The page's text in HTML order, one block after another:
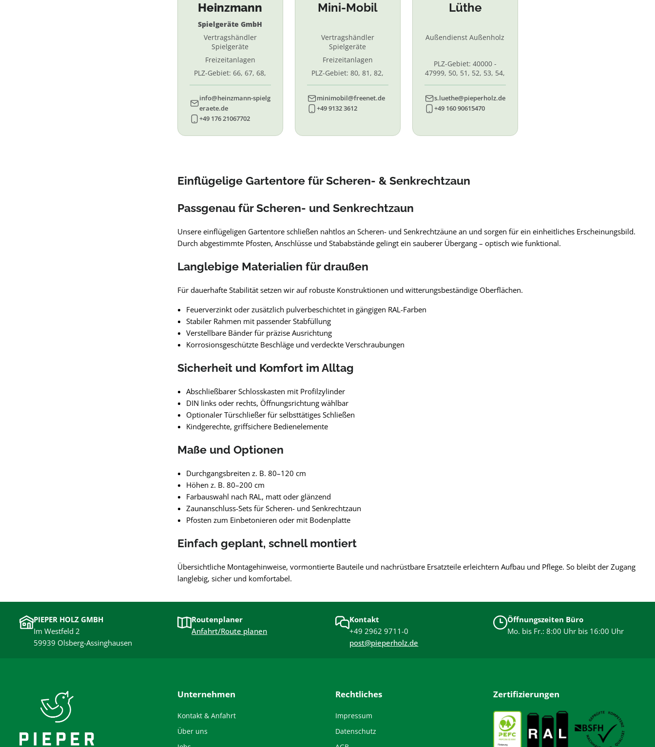
Heinzmann
Spielgeräte GmbH
Vertragshändler
Spielgeräte
Freizeitanlagen
PLZ-Gebiet: 66, 67, 68,
info@heinzmann-spielg
eraete.de
+49 176 21067702
Mini-Mobil
Vertragshändler
Spielgeräte
Freizeitanlagen
PLZ-Gebiet: 80, 81, 82,
minimobil@freenet.de
+49 9132 3612
Lüthe
Außendienst Außenholz
PLZ-Gebiet: 40000 -
47999, 50, 51, 52, 53, 54,
s.luethe@pieperholz.de
+49 160 90615470
Einflügelige Gartentore für Scheren- & Senkrechtzaun
Passgenau für Scheren- und Senkrechtzaun
Unsere einflügeligen Gartentore schließen nahtlos an Scheren- und Senkrechtzäune an und sorgen für ein einheitliches Erscheinungsbild.
Durch abgestimmte Pfosten, Anschlüsse und Stababstände gelingt ein sauberer Übergang – optisch wie funktional.
Langlebige Materialien für draußen
Für dauerhafte Stabilität setzen wir auf robuste Konstruktionen und witterungsbeständige Oberflächen.
Feuerverzinkt oder zusätzlich pulverbeschichtet in gängigen RAL-Farben
Stabiler Rahmen mit passender Stabfüllung
Verstellbare Bänder für präzise Ausrichtung
Korrosionsgeschützte Beschläge und verdeckte Verschraubungen
Sicherheit und Komfort im Alltag
Abschließbarer Schlosskasten mit Profilzylinder
DIN links oder rechts, Öffnungsrichtung wählbar
Optionaler Türschließer für selbsttätiges Schließen
Kindgerechte, griffsichere Bedienelemente
Maße und Optionen
Durchgangsbreiten z. B. 80–120 cm
Höhen z. B. 80–200 cm
Farbauswahl nach RAL, matt oder glänzend
Zaunanschluss-Sets für Scheren- und Senkrechtzaun
Pfosten zum Einbetonieren oder mit Bodenplatte
Einfach geplant, schnell montiert
Übersichtliche Montagehinweise, vormontierte Bauteile und nachrüstbare Ersatzteile erleichtern Aufbau und Pflege. So bleibt der Zugang
langlebig, sicher und komfortabel.
PIEPER HOLZ GMBH
Im Westfeld 2
59939 Olsberg-Assinghausen
Routenplaner
Anfahrt/Route planen
Kontakt
+49 2962 9711-0
post@pieperholz.de
Öffnungszeiten Büro
Mo. bis Fr.: 8:00 Uhr bis 16:00 Uhr
Unternehmen
Kontakt & Anfahrt
Über uns
Rechtliches
Impressum
Datenschutz
Zertifizierungen